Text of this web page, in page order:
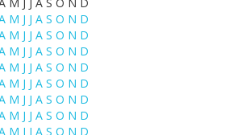
M J J A S O N D
M J J A S O N D
M J J A S O N D
M J J A S O N D
M J J A S O N D
M J J A S O N D
M J J A S O N D
M J J A S O N D